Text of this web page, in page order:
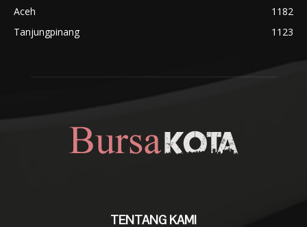
Aceh
1182
Tanjungpinang
1123
TENTANG KAMI